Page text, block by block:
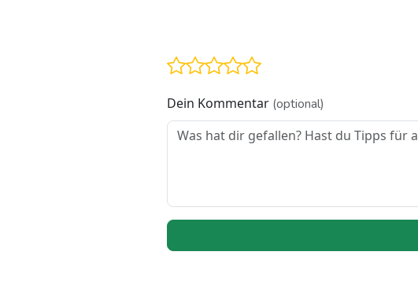
Dein Kommentar (optional)